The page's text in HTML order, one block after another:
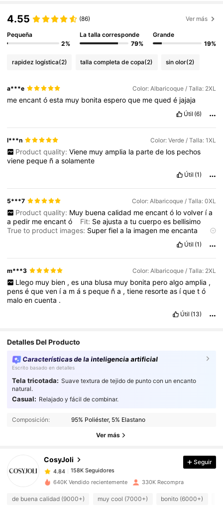
4.55 (86) Ver más
Pequeña
2%
La talla corresponde
79%
Grande
19%
rapidez logística(2) talla completa de copa(2) sin olor(2)
a***e Color: Albaricoque / Talla: 2XL
meencantóesta muy bonitaesperoque mequedé jajaja
Útil (6)
l***n Color: Verde / Talla: 1XL
Product quality: Viene muy amplia la parte de los pechos
viene peque ñasolamente
Útil (1)
5***7 Color: Albaricoque / Talla: 0XL
Product quality: Muy buena calidad me encant ó lo volver ía
a pedir meencantó Fit: Seajustaatucuerpoes bellisimo
True to product images: Superfiela la imagen meencanta
Útil (1)
m***3 Color: Albaricoque / Talla: 2XL
Llego muy bien , es una blusa muy bonita pero algo amplia ,
penséqueven ía más peque ña ,tiene resorteas íquetó
maloencuenta .
Útil (13)
Detalles Del Producto
Características de la inteligencia artificial
Escrito basado en detalles
Tela tricotada: Suave textura de tejido de punto con un encanto
natural.
Casual: Relajado y fácil de combinar.
Composición: 95% Poliéster, 5% Elastano
Ver más
CosyJoli
4.84 158K Seguidores
158K Seguidores
158K Seguidores
4.84
158K Seguidores
g***8
seguidoHace 12 horas
4.84
158K Seguidores
4.84
Seguir
640K Vendido recientemente 330K Recompra
de buena calidad (9000+) muy cool (7000+) bonito (6000+)